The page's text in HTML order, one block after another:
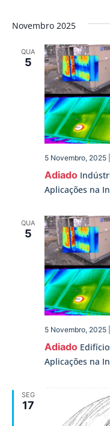
Novembro 2025
QUA
5
Adiado
Aplicações na
5 Novembro, 2025
QUA
5
Adiado
Aplicações na
5 Novembro, 2025
SEG
17